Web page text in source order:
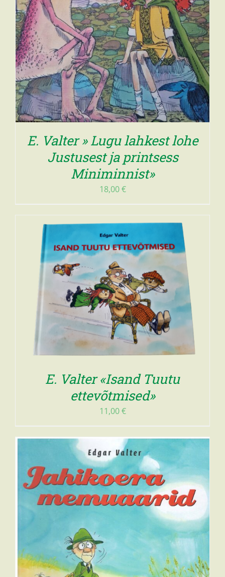
E. Valter » Lugu lahkest lohe
Justusest ja printsess
Miniminnist»
18,00€
E. Valter «Isand Tuutu
ettevõtmised»
11,00€